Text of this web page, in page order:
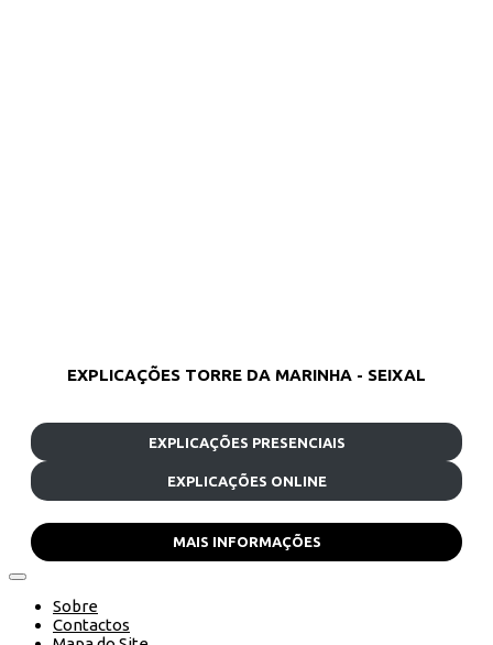
EXPLICAÇÕES TORRE DA MARINHA - SEIXAL
EXPLICAÇÕES PRESENCIAIS
EXPLICAÇÕES ONLINE
MAIS INFORMAÇÕES
Sobre
Contactos